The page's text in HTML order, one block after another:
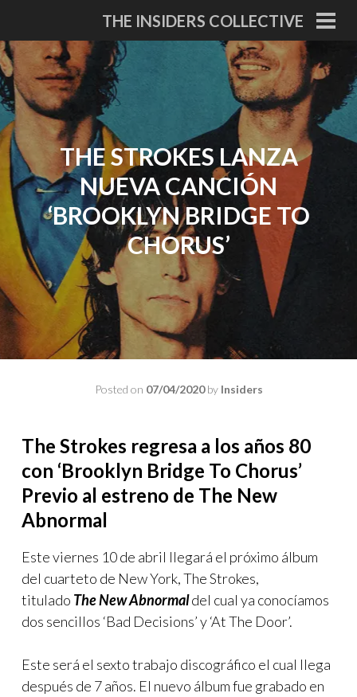
content
THE INSIDERS COLLECTIVE
THE STROKES LANZA
NUEVA CANCIÓN
‘BROOKLYN BRIDGE TO
CHORUS’
Posted on 07/04/2020by Insiders
The Strokes regresa a los años 80
con ‘Brooklyn Bridge To Chorus’
Previo al estreno de The New
Abnormal
Este viernes 10 de abril llegará el próximo álbum
del cuarteto de New York, The Strokes,
titulado The New Abnormaldel cual ya conocíamos
dos sencillos ‘Bad Decisions’ y ‘At The Door’.
Este será el sexto trabajo discográfico el cual llega
después de 7 años. El nuevo álbum fue grabado en